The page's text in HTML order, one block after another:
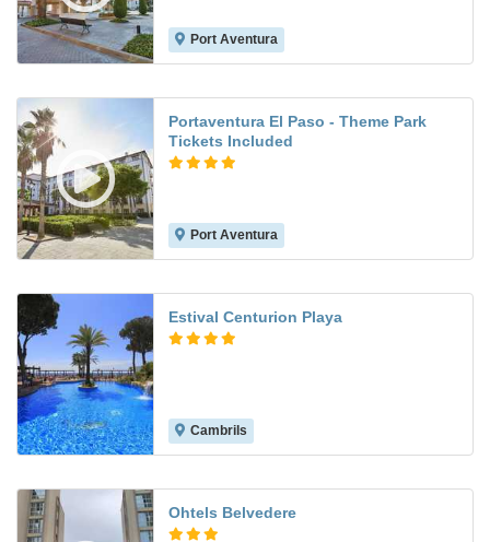
Port Aventura
Portaventura El Paso - Theme Park
Tickets Included
Port Aventura
Estival Centurion Playa
Cambrils
Ohtels Belvedere